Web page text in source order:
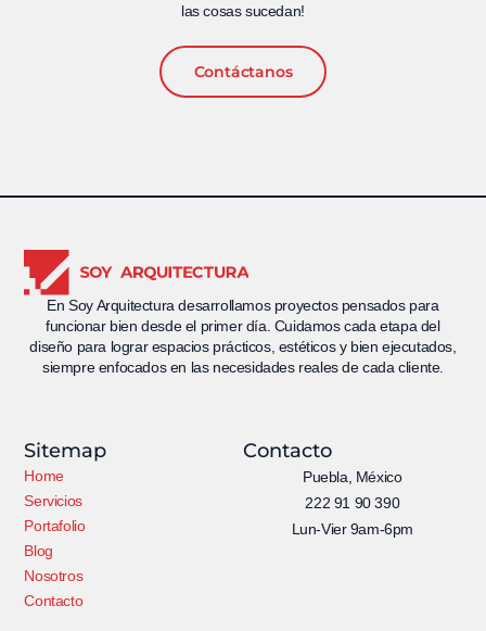
las cosas sucedan!
Contáctanos
En Soy Arquitectura desarrollamos proyectos pensados para
funcionar bien desde el primer día. Cuidamos cada etapa del
diseño para lograr espacios prácticos, estéticos y bien ejecutados,
siempre enfocados en las necesidades reales de cada cliente.
Sitemap
Home
Servicios
Portafolio
Blog
Nosotros
Contacto
Contacto
Puebla, México
222 91 90 390
Lun-Vier 9am-6pm